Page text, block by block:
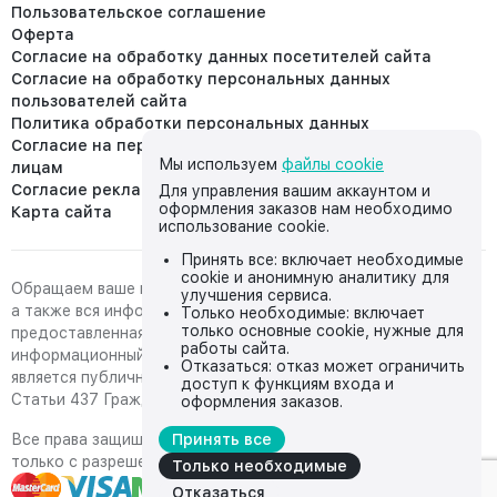
Пользовательское соглашение
Оферта
Согласие на обработку данных посетителей сайта
Согласие на обработку персональных данных
пользователей сайта
Политика обработки персональных данных
Согласие на передачу персональных данных третьим
лицам
Согласие реклама
Карта сайта
Обращаем ваше внимание на то, что данный интернет-сайт,
а также вся информация о товарах и ценах,
предоставленная на нём, носит исключительно
информационный характер и ни при каких условиях не
является публичной офертой, определяемой положениями
Статьи 437 Гражданского кодекса Российской Федерации.
Все права защищены, любое копирование с сайта возможно
только с разрешения владельца сайта
Мы используем файлы cookie
Для управления вашим аккаунтом и
оформления заказов нам необходимо
использование cookie.
Принять все: включает необходимые
cookie и анонимную аналитику для
улучшения сервиса.
Только необходимые: включает
только основные cookie, нужные для
работы сайта.
Отказаться: отказ может ограничить
доступ к функциям входа и
оформления заказов.
Принять все
Только необходимые
Отказаться